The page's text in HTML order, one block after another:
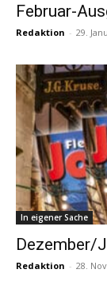
Februar-
Redaktion - 29.
In eigener Sache
Dezember/
Redaktion - 28.